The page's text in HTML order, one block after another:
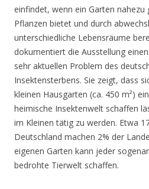
einfindet, wenn ein Garten nahezu
Pflanzen bietet und durch
unterschiedliche Lebensräume
dokumentiert die Ausstellung
sehr aktuellen Problem des
Insektensterbens. Sie zeigt, dass
kleinen Hausgarten (ca. 450 m²)
heimische Insektenwelt schaffen
im Kleinen tätig zu werden. Etwa
Deutschland machen 2% der
eigenen Garten kann jeder
bedrohte Tierwelt schaffen.